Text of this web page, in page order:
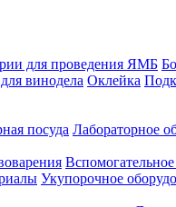
для проведения ЯМБ
винодела Оклейка
посуда Лабораторное
Укупорочное